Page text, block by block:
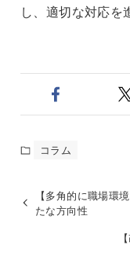
し、適切な対応を
コラム
【多角的に職場環
たな方向性